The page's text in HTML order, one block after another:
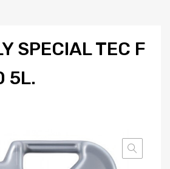
SPECIAL TEC F
5L.